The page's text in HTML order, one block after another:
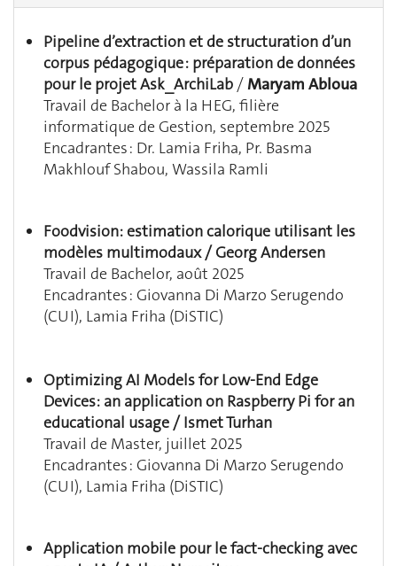
Pipeline d’extraction et de structuration d’un
corpus pédagogique : préparation de données
pour le projet Ask_ArchiLab /Maryam Abloua
Travail de Bachelor à la HEG, filière
informatique de Gestion, septembre 2025
Encadrantes : Dr. Lamia Friha, Pr. Basma
Makhlouf Shabou, Wassila Ramli
Foodvision: estimation calorique utilisant les
modèles multimodaux/ Georg Andersen
Travail de Bachelor, août 2025
Encadrantes : Giovanna Di Marzo Serugendo
(CUI), Lamia Friha (DiSTIC)
Optimizing AI Models for Low-End Edge
Devices: an application on Raspberry Pi for an
educational usage / Ismet Turhan
Travail de Master, juillet 2025
Encadrantes : Giovanna Di Marzo Serugendo
(CUI), Lamia Friha (DiSTIC)
Application mobile pour le fact-checking avec